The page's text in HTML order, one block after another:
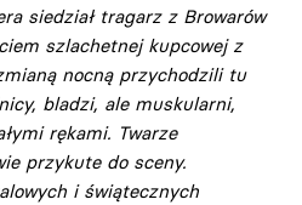
siedział tragarz z Browarów
szlachetnej kupcowej z
nocną przychodzili tu
bladzi, ale muskularni,
rękami. Twarze
przykute do sceny.
i świątecznych